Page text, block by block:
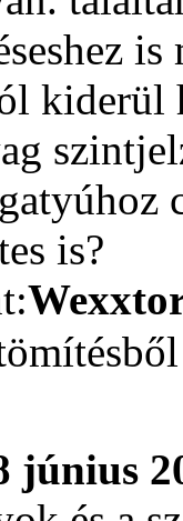
is?